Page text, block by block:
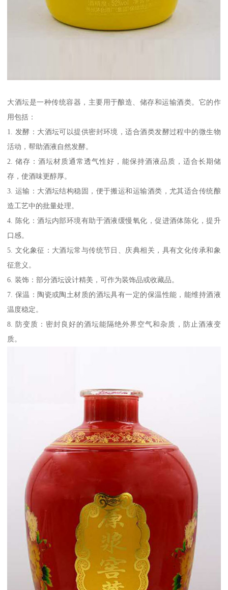
大酒坛是一种传统容器，主要用于酿造、储存和运输酒类。它的作
用包括：
1. 发酵：大酒坛可以提供密封环境，适合酒类发酵过程中的微生物
活动，帮助酒液自然发酵。
2. 储存：酒坛材质通常透气性好，能保持酒液品质，适合长期储
存，使酒味更醇厚。
3. 运输：大酒坛结构稳固，便于搬运和运输酒类，尤其适合传统酿
造工艺中的批量处理。
4. 陈化：酒坛内部环境有助于酒液缓慢氧化，促进酒体陈化，提升
口感。
5. 文化象征：大酒坛常与传统节日、庆典相关，具有文化传承和象
征意义。
6. 装饰：部分酒坛设计精美，可作为装饰品或收藏品。
7. 保温：陶瓷或陶土材质的酒坛具有一定的保温性能，能维持酒液
温度稳定。
8. 防变质：密封良好的酒坛能隔绝外界空气和杂质，防止酒液变
质。